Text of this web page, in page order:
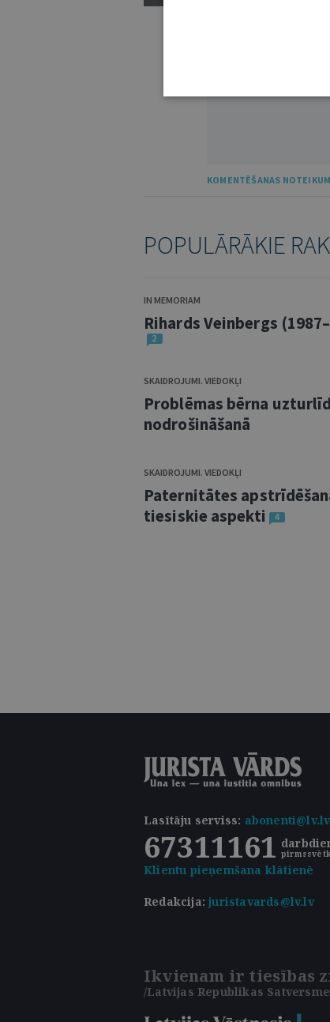
KOMENTĒŠANAS
POPULĀRĀKIE
IN MEMORIAM
Rihards Veinbergs
2
SKAIDROJUMI. VIEDOKĻI
Problēmas bērna
nodrošināšanā
SKAIDROJUMI. VIEDOKĻI
Paternitātes
tiesiskie aspekti
4
Lasītāju serviss: abonenti@lv.lv
67311161
Klientu pieņemšana klātienē
Redakcija:juristavards@lv.lv
Ikvienam ir tiesības
/Latvijas Republikas